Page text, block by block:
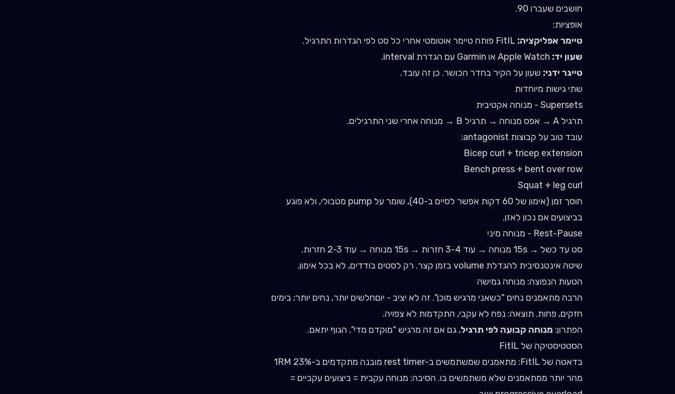
חושבים שעברו 90.
אופציות:
טיימר אפליקציה:
שעון יד:
טייגר ידני: שעון על הקיר בחדר הכושר. כן זה עובד.
שתי גישות מיוחדות
Supersets - מנוחה אקטיבית
תרגיל A → אפס מנוחה → תרגיל B → מנוחה אחרי שני התרגילים.
עובד טוב על קבוצות antagonist:
Bicep curl + tricep extension
Bench press + bent over row
Squat + leg curl
חוסך זמן (אימון של 60 דקות אפשר לסיים ב-40), שומר על pump מטבולי, ולא פוגע
בביצועים אם נכון לאזן.
Rest-Pause - מנוחה מיני
סט עד כשל → 15s מנוחה → עוד 3-4 חזרות → 15s מנוחה → עוד 2-3 חזרות.
שיטה אינטנסיבית להגדלת volume בזמן קצר. רק לסטים בודדים, לא בכל אימון.
הטעות הנפוצה: מנוחה גמישה
הרבה מתאמנים נחים "כשאני מרגיש מוכן". זה לא יציב - יוםחלשים יותר, נחים יותר; בימים
חזקים, פחות. תוצאה: נפח לא עקבי, התקדמות לא צפויה.
הפתרון: מנוחה קבועה לפי תרגיל, גם אם זה מרגיש "מוקדם מדי". הגוף יתאם.
הסטטיסטיקה של FitIL
בדאטה של FitIL: מתאמנים שמשתמשים ב-rest timer מובנה מתקדמים ב-1RM 23%
מהר יותר ממתאמנים שלא משתמשים בו. הסיבה: מנוחה עקבית = ביצועים עקביים =